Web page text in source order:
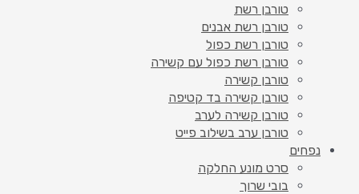
טורבן רשת
טורבן רשת אבנים
טורבן רשת כפול
טורבן רשת כפול עם קשירה
טורבן קשירה
טורבן קשירה בד קטיפה
טורבן קשירה לערב
טורבן ערב בשילוב פייט
נפחים
סרט מונע החלקה
בובי שרוך